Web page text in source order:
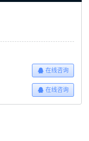
在线咨询
在线咨询